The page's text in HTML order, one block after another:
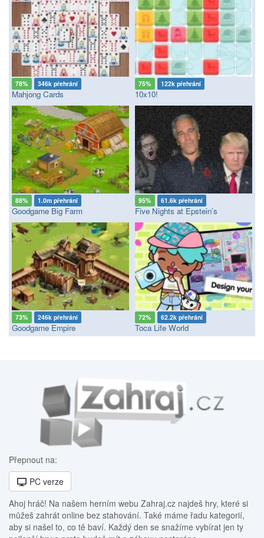
78% 346k přehrání
Mahjong Cards
75% 122k přehrání
10x10!
88% 1.0m přehrání
Goodgame Big Farm
95% 61.6k přehrání
Five Nights at Epstein’s
73% 246k přehrání
Goodgame Empire
72% 62.2k přehrání
Toca Life World
Přepnout na:
PC verze
Ahoj hráč! Na našem herním webu Zahraj.cz najdeš hry, které si
můžeš zahrát online bez stahování. Také máme řadu kategorií,
aby si našel to, co tě baví. Každý den se snažíme vybírat jen ty